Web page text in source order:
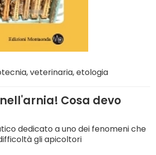
veterinaria, etologia
Cosa devo
dedicato a uno dei fenomeni che
gli apicoltori